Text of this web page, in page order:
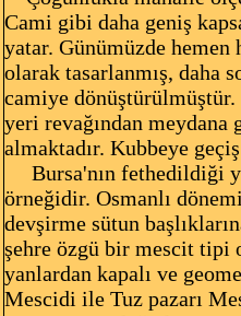
Cami gibi daha geniş
yatar. Günümüzde
olarak tasarlanmış, daha
camiye
yeri revağından meydana
almaktadır. Kubbeye
Bursa'nın fethedildiği
örneğidir. Osmanlı
devşirme sütun
şehre özgü bir mescit tipi
yanlardan kapalı ve
Mescidi ile Tuz pazarı